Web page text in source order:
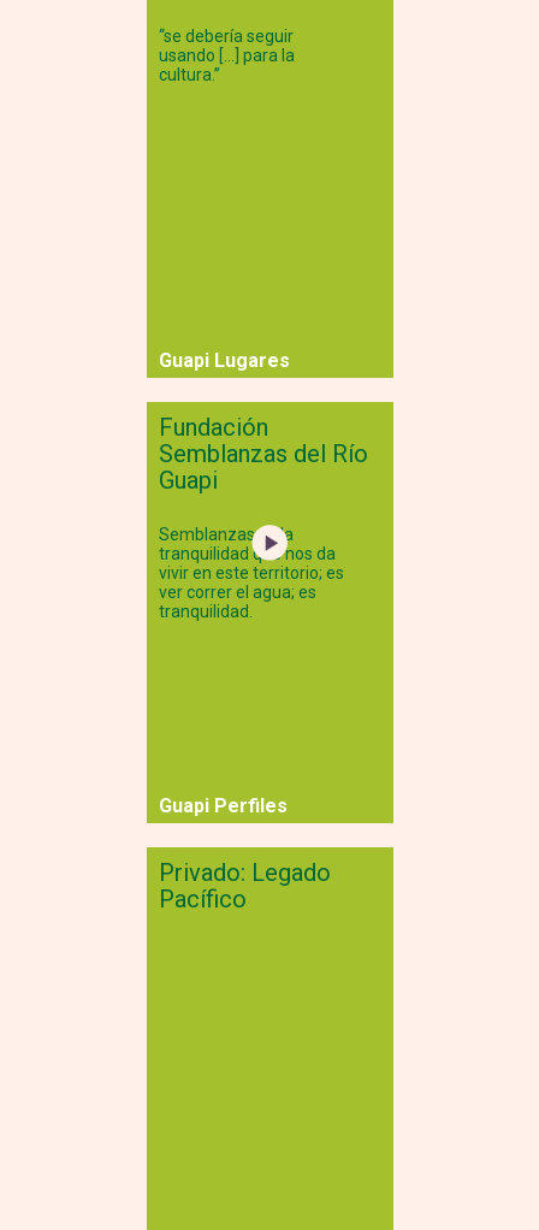
“se debería seguir
usando […] para la
cultura.”
Guapi Lugares
Fundación
Semblanzas del Río
Guapi
Semblanzas es la
tranquilidad que nos da
vivir en este territorio; es
ver correr el agua; es
tranquilidad.
Guapi Perfiles
Privado: Legado
Pacífico